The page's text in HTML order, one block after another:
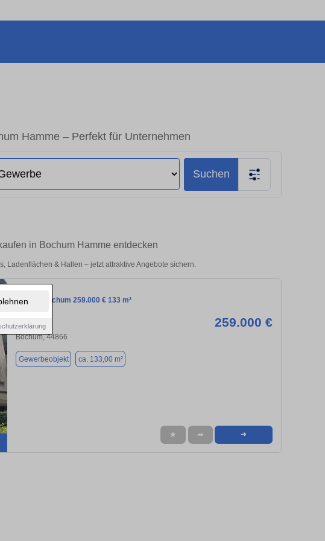
Hamme – Perfekt für Unternehmen
Suchen
in Bochum Hamme entdecken
Ladenflächen & Hallen – jetzt attraktive Angebote sichern.
Büro in Bochum 259.000 € 133 m²
259.000 €
Bochum, 44866
Gewerbeobjekt ca. 133,00 m²
★ ➦ ➜